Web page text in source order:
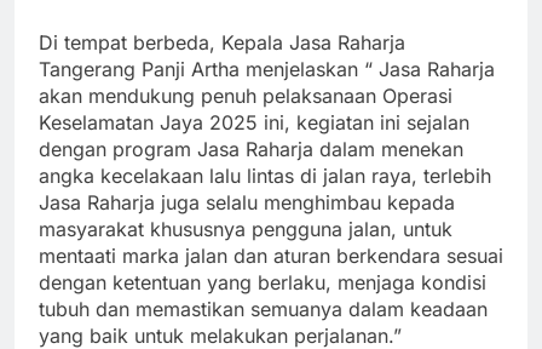
Di tempat berbeda, Kepala Jasa Raharja
Tangerang Panji Artha menjelaskan “ Jasa Raharja
akan mendukung penuh pelaksanaan Operasi
Keselamatan Jaya 2025 ini, kegiatan ini sejalan
dengan program Jasa Raharja dalam menekan
angka kecelakaan lalu lintas di jalan raya, terlebih
Jasa Raharja juga selalu menghimbau kepada
masyarakat khususnya pengguna jalan, untuk
mentaati marka jalan dan aturan berkendara sesuai
dengan ketentuan yang berlaku, menjaga kondisi
tubuh dan memastikan semuanya dalam keadaan
yang baik untuk melakukan perjalanan.”